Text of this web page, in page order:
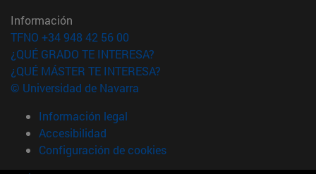
Información
TFNO +34 948 42 56 00
¿QUÉ GRADO TE INTERESA?
¿QUÉ MÁSTER TE INTERESA?
© Universidad de Navarra
Información legal
Accesibilidad
Configuración de cookies